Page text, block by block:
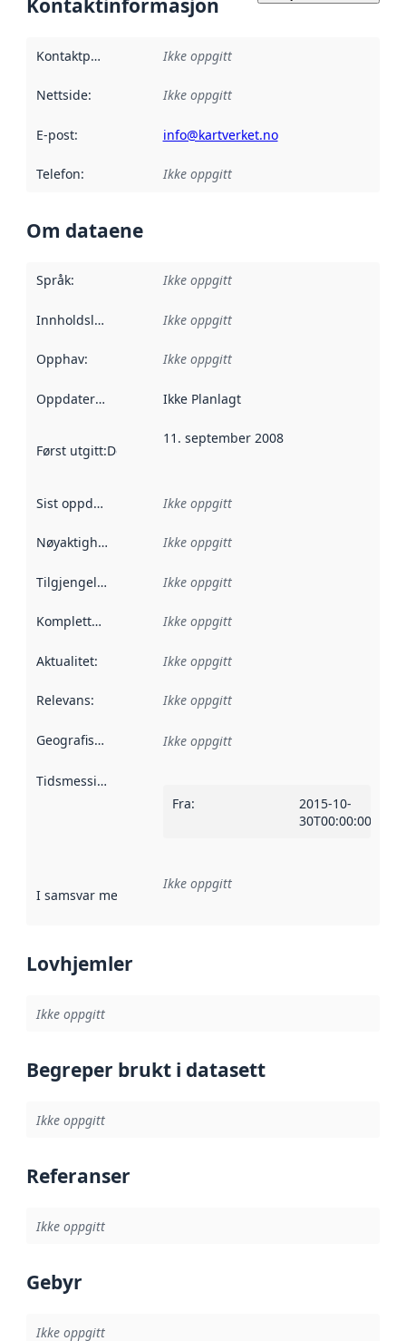
Kontaktinformasjon
Kontaktpunkt Ikke oppgitt
Nettside: Ikke oppgitt
E-post: info@kartverket.no
Telefon: Ikke oppgitt
Om dataene
Språk: Ikke oppgitt
Innholdsleverandører :
Ikke oppgitt
Opphav: Ikke oppgitt
Oppdateringsfrekvens :
Ikke Planlagt
Først utgitt:Denne datoen sier når dataene i dette
11. september 2008
Sist oppdatert Ikke oppgitt
Nøyaktighet Ikke oppgitt
Tilgjengelighet Ikke oppgitt
Kompletthet Ikke oppgitt
Aktualitet: Ikke oppgitt
Relevans: Ikke oppgitt
Geografisk avgrensning :
Ikke oppgitt
Tidsmessig avgrensning
Fra:
2015-10-
30T00:00:00Z
I samsvar med Referanse til en implementasjonsregel
Ikke oppgitt
Lovhjemler
Ikke oppgitt
Begreper brukt i datasett
Ikke oppgitt
Referanser
Ikke oppgitt
Gebyr
Ikke oppgitt